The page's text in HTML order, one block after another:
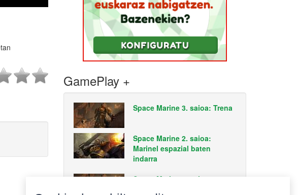
GamePlay +
Space Marine 3. saioa: Trena
Space Marine 2. saioa:
Marinel espazial baten
indarra
Space Marine 1. saioa: 40.000